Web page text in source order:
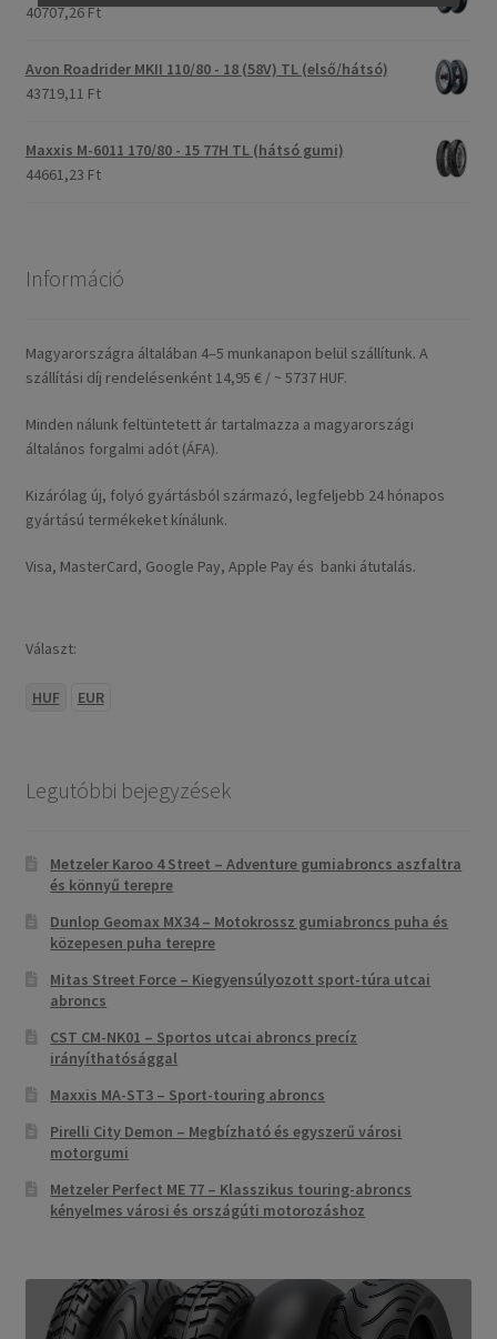
40707,26 Ft
Avon Roadrider MKII 110/80 - 18 (58V) TL (első/hátsó)
43719,11 Ft
Maxxis M-6011 170/80 - 15 77H TL (hátsó gumi)
44661,23 Ft
Információ
Magyarországra általában 4–5 munkanapon belül szállítunk. A
szállítási díj rendelésenként 14,95 € / ~ 5737 HUF.
Minden nálunk feltüntetett ár tartalmazza a magyarországi
általános forgalmi adót (ÁFA).
Kizárólag új, folyó gyártásból származó, legfeljebb 24 hónapos
gyártású termékeket kínálunk.
Visa, MasterCard, Google Pay, Apple Pay és banki átutalás.
Választ:
HUF EUR
Legutóbbi bejegyzések
Metzeler Karoo 4 Street – Adventure gumiabroncs aszfaltra
és könnyű terepre
Dunlop Geomax MX34 – Motokrossz gumiabroncs puha és
közepesen puha terepre
Mitas Street Force – Kiegyensúlyozott sport-túra utcai
abroncs
CST CM-NK01 – Sportos utcai abroncs precíz
irányíthatósággal
Maxxis MA-ST3 – Sport-touring abroncs
Pirelli City Demon – Megbízható és egyszerű városi
motorgumi
Metzeler Perfect ME 77 – Klasszikus touring-abroncs
kényelmes városi és országúti motorozáshoz